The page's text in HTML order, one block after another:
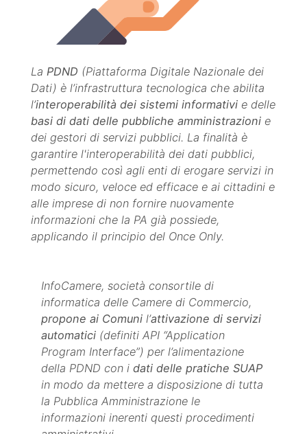
La PDND (Piattaforma Digitale Nazionale dei
Dati) è l’infrastruttura tecnologica che abilita
l’interoperabilità dei sistemi informativi e delle
basi di dati delle pubbliche amministrazioni e
dei gestori di servizi pubblici. La finalità è
garantire l'interoperabilità dei dati pubblici,
permettendo così agli enti di erogare servizi in
modo sicuro, veloce ed efficace e ai cittadini e
alle imprese di non fornire nuovamente
informazioni che la PA già possiede,
applicando il principio del Once Only.
InfoCamere, società consortile di
informatica delle Camere di Commercio,
propone ai Comuni l’attivazione di servizi
automatici (definiti API “Application
Program Interface”) per l’alimentazione
della PDND con i dati delle pratiche SUAP
in modo da mettere a disposizione di tutta
la Pubblica Amministrazione le
informazioni inerenti questi procedimenti